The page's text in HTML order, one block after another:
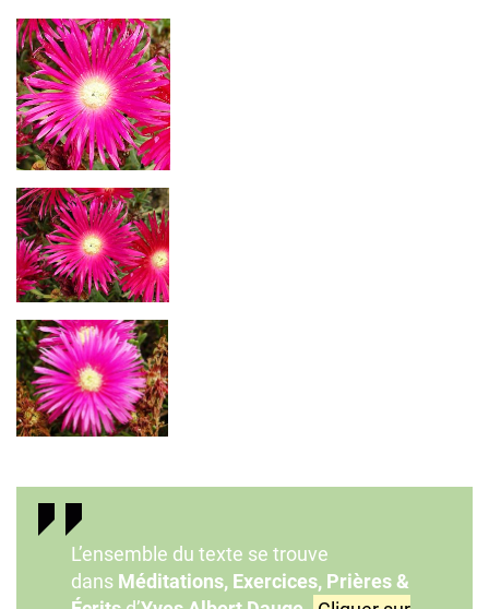
L’ensemble du texte se trouve
dans Méditations, Exercices, Prières &